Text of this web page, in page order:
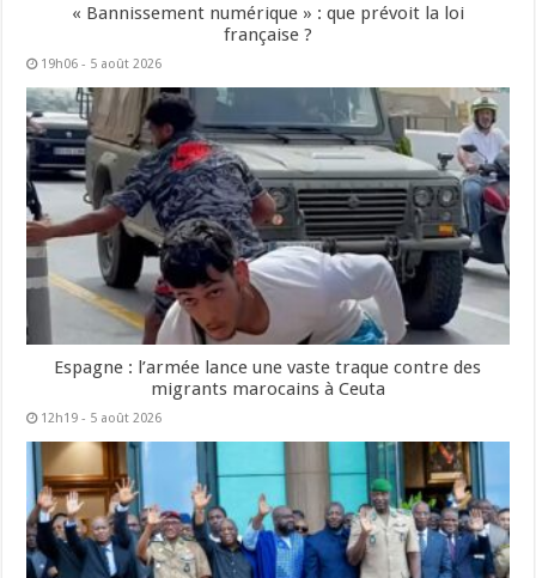
« Bannissement numérique » : que prévoit la loi
française ?
19h06 - 5 août 2026
Espagne : l’armée lance une vaste traque contre des
migrants marocains à Ceuta
12h19 - 5 août 2026